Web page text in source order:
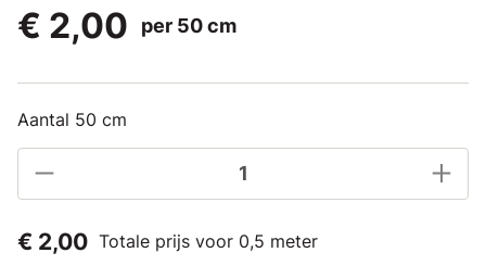
€ 2,00
per 50 cm
Aantal 50 cm
€ 2,00 Totale prijs voor 0,5 meter